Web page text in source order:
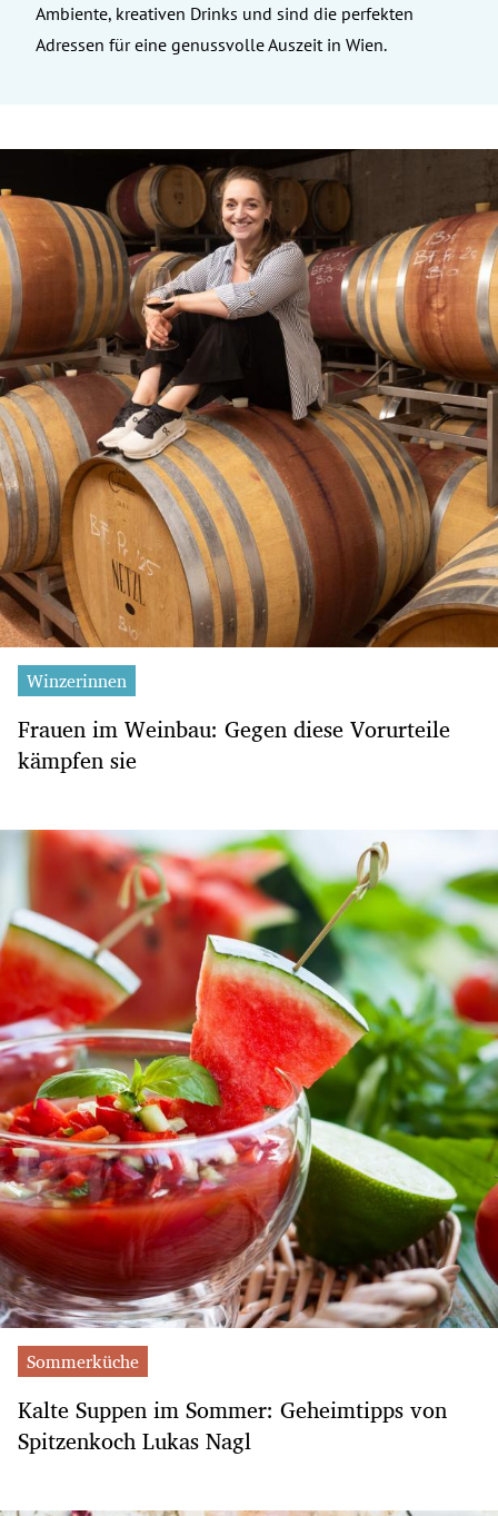
Untermenü
Ambiente, kreativen Drinks und sind die perfekten
Adressen für eine genussvolle Auszeit in Wien.
Winzerinnen
Frauen im Weinbau: Gegen diese Vorurteile
kämpfen sie
Sommerküche
Kalte Suppen im Sommer: Geheimtipps von
Spitzenkoch Lukas Nagl